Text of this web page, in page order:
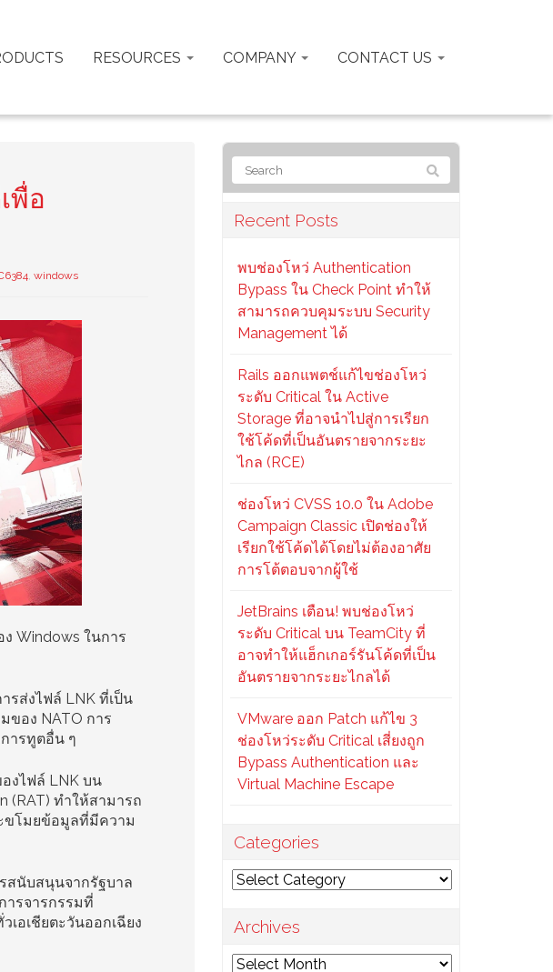
RESOURCES COMPANY CONTACT US
พื่อ
, windows
Windows ในการ
รส่งไฟล์ LNK ที่เป็น
ของ NATO การ
ารทูตอื่น ๆ
งไฟล์ LNK บน
(RAT) ทำให้สามารถ
ขโมยข้อมูลที่มีความ
สนับสนุนจากรัฐบาล
ารจารกรรมที่
อเชียตะวันออกเฉียง
Recent Posts
พบช่องโหว่ Authentication
Bypass ใน Check Point ทำให้
สามารถควบคุมระบบ Security
Management ได้
Rails ออกแพตช์แก้ไขช่องโหว่
ระดับ Critical ใน Active
Storage ที่อาจนำไปสู่การเรียก
ใช้โค้ดที่เป็นอันตรายจากระยะ
ไกล (RCE)
ช่องโหว่ CVSS 10.0 ใน Adobe
Campaign Classic เปิดช่องให้
เรียกใช้โค้ดได้โดยไม่ต้องอาศัย
การโต้ตอบจากผู้ใช้
JetBrains เตือน! พบช่องโหว่
ระดับ Critical บน TeamCity ที่
อาจทำให้แฮ็กเกอร์รันโค้ดที่เป็น
อันตรายจากระยะไกลได้
VMware ออก Patch แก้ไข 3
ช่องโหว่ระดับ Critical เสี่ยงถูก
Bypass Authentication และ
Virtual Machine Escape
Categories
Categories
Archives
Archives